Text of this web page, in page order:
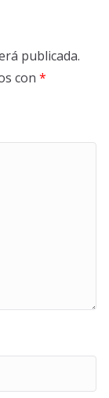
publicada.
con *